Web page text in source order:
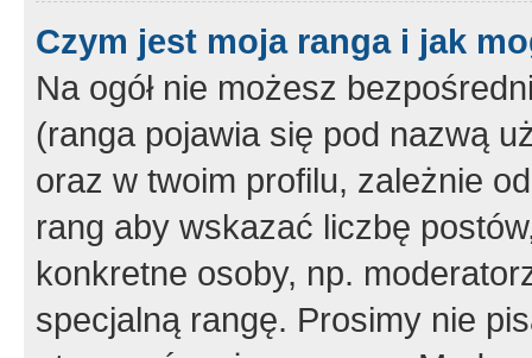
Czym jest moja ranga i jak
Na ogół nie możesz
(ranga pojawia się pod nazwą
oraz w twoim profilu, zależnie
rang aby wskazać liczbę
konkretne osoby, np.
specjalną rangę. Prosimy nie